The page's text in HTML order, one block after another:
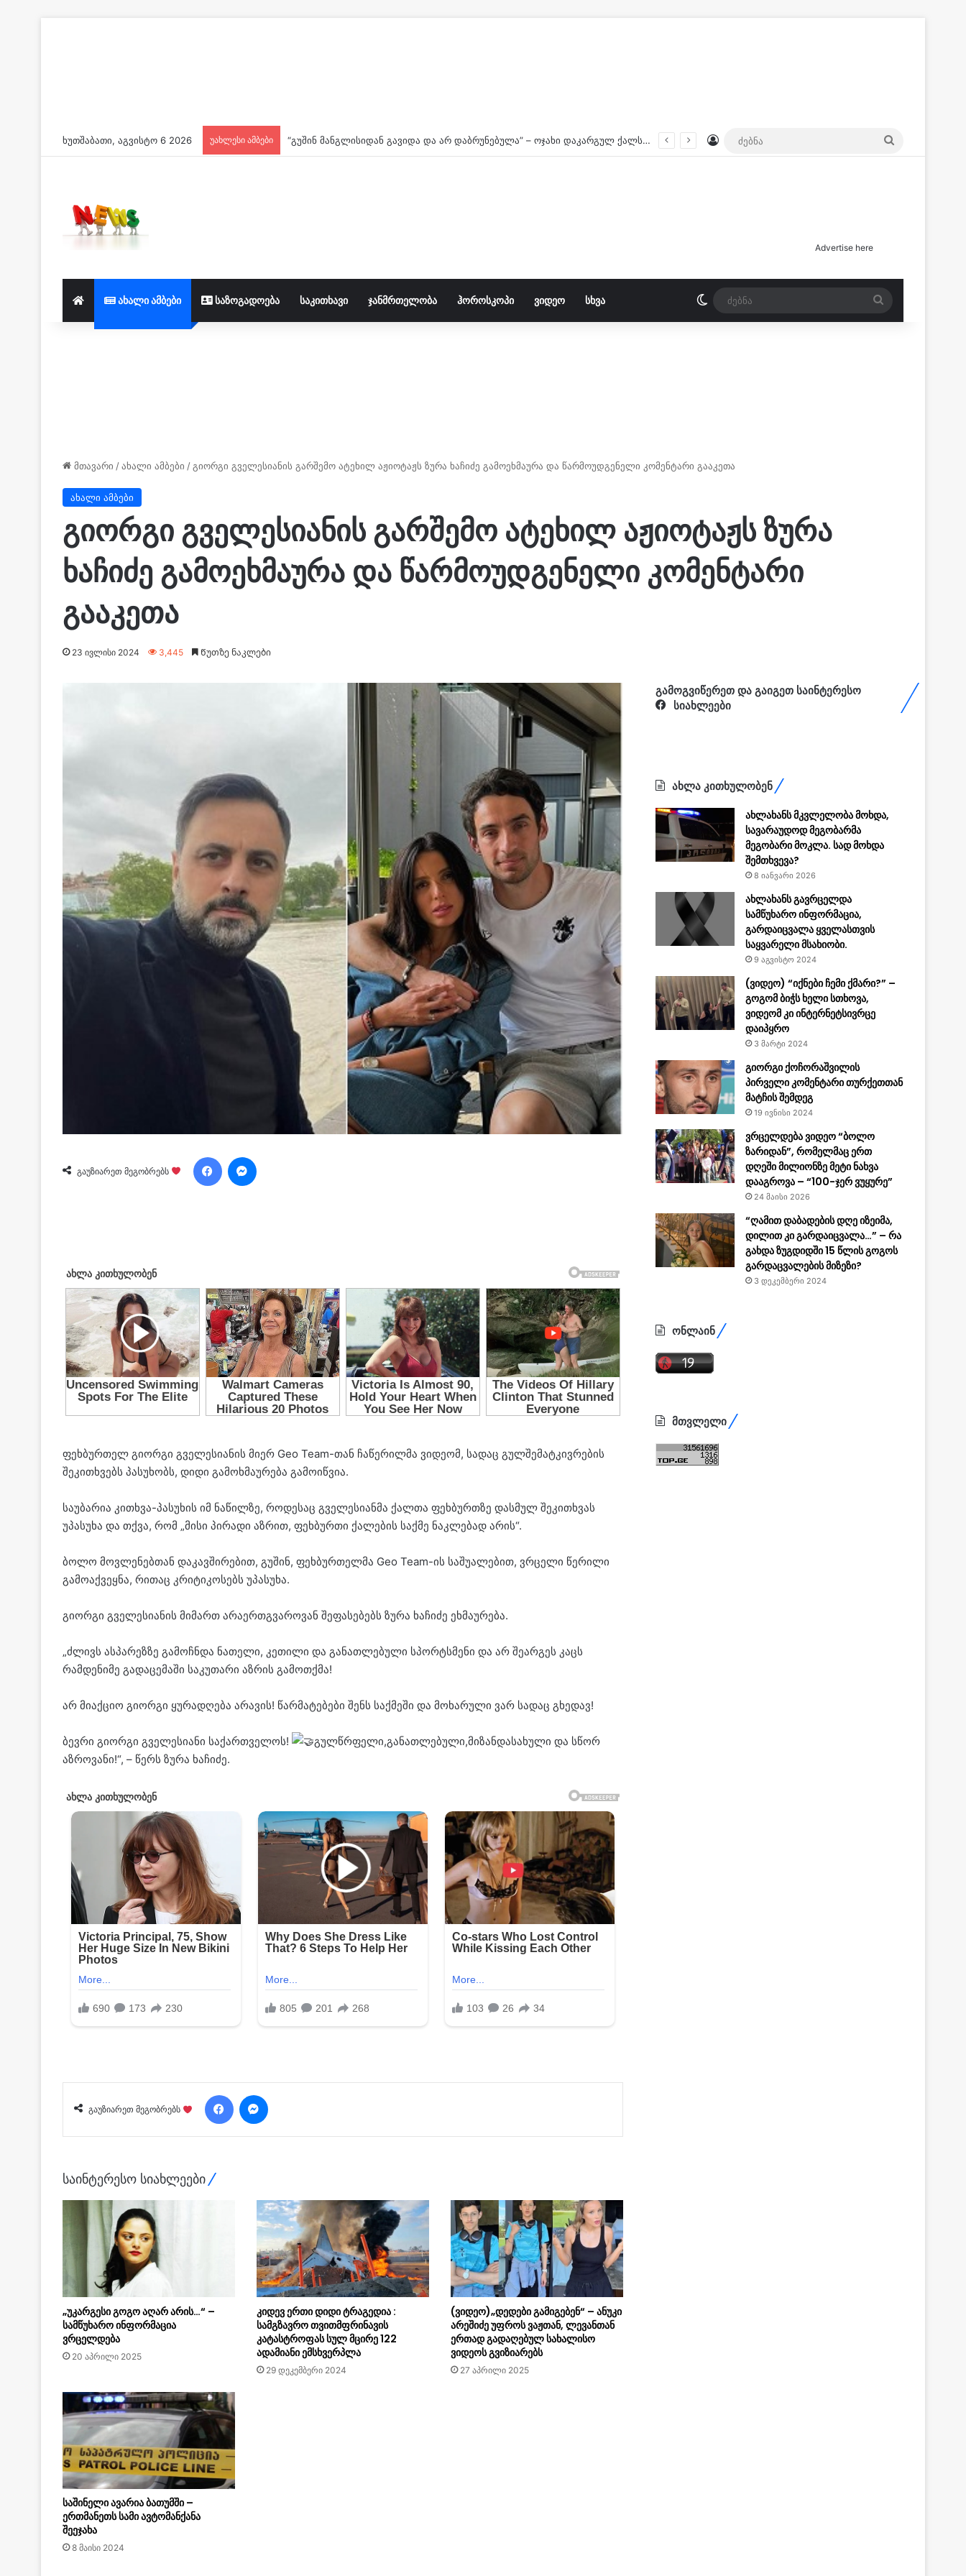
ხუთშაბათი, აგვისტო 6 2026 უახლესი ამბები “გუშინ მანგლისიდან გავიდა და არ დაბრუნებულა” – ოჯახი დაკარგულ ქალს ეძებს Log In
Advertise here
ახალი ამბები საზოგადოება საკითხავი ჯანმრთელობა ჰოროსკოპი ვიდეო სხვა Switch skin
მთავარი /ახალი ამბები /გიორგი გველესიანის გარშემო ატეხილ აჟიოტაჟს ზურა ხაჩიძე გამოეხმაურა და წარმოუდგენელი კომენტარი გააკეთა
ახალი ამბები
გიორგი გველესიანის გარშემო ატეხილ აჟიოტაჟს ზურა
ხაჩიძე გამოეხმაურა და წარმოუდგენელი კომენტარი
გააკეთა
23 ივლისი 2024 3,445 Წუთზე ნაკლები
გაუზიარეთ მეგობრებს
Facebook
ფეხბურთელ გიორგი გველესიანის მიერ Geo Team-თან ჩაწერილმა ვიდეომ, სადაც გულშემატკივრების
შეკითხვებს პასუხობს, დიდი გამოხმაურება გამოიწვია.
საუბარია კითხვა-პასუხის იმ ნაწილზე, როდესაც გველესიანმა ქალთა ფეხბურთზე დასმულ შეკითხვას
უპასუხა და თქვა, რომ „მისი პირადი აზრით, ფეხბურთი ქალების საქმე ნაკლებად არის“.
ბოლო მოვლენებთან დაკავშირებით, გუშინ, ფეხბურთელმა Geo Team-ის საშუალებით, ვრცელი წერილი
გამოაქვეყნა, რითაც კრიტიკოსებს უპასუხა.
გიორგი გველესიანის მიმართ არაერთგვაროვან შეფასებებს ზურა ხაჩიძე ეხმაურება.
„ძლივს ასპარეზზე გამოჩნდა ნათელი, კეთილი და განათლებული სპორტსმენი და არ შეარგეს კაცს
რამდენიმე გადაცემაში საკუთარი აზრის გამოთქმა!
არ მიაქციო გიორგი ყურადღება არავის! წარმატებები შენს საქმეში და მოხარული ვარ სადაც გხედავ!
ბევრი გიორგი გველესიანი საქართველოს!
გულწრფელი,განათლებული,მიზანდასახული და სწორ
აზროვანი!“, – წერს ზურა ხაჩიძე.
გაუზიარეთ მეგობრებს
Facebook
საინტერესო სიახლეები
„უკარგესი გოგო აღარ არის…“ –
სამწუხარო ინფორმაცია
ვრცელდება
20 აპრილი 2025
კიდევ ერთი დიდი ტრაგედია :
სამგზავრო თვითმფრინავის
კატასტროფას სულ მცირე 122
ადამიანი ემსხვერპლა
29 დეკემბერი 2024
(ვიდეო)„დედები გამიგებენ“ – ანუკი
არეშიძე უფროს ვაჟთან, ლევანთან
ერთად გადაღებულ სახალისო
ვიდეოს გვიზიარებს
27 აპრილი 2025
საშინელი ავარია ბათუმში –
ერთმანეთს სამი ავტომანქანა
შეეჯახა
8 მაისი 2024
გამოგვიწერეთ და გაიგეთ საინტერესო
სიახლეები
ახლა კითხულობენ
ახლახანს მკვლელობა მოხდა,
სავარაუდოდ მეგობარმა
მეგობარი მოკლა. სად მოხდა
შემთხვევა?
8 იანვარი 2026
ახლახანს გავრცელდა
სამწუხარო ინფორმაცია,
გარდაიცვალა ყველასთვის
საყვარელი მსახიობი.
9 აგვისტო 2024
(ვიდეო) “იქნები ჩემი ქმარი?” –
გოგომ ბიჭს ხელი სთხოვა,
ვიდეომ კი ინტერნეტსივრცე
დაიპყრო
3 მარტი 2024
გიორგი ქოჩორაშვილის
პირველი კომენტარი თურქეთთან
მატჩის შემდეგ
19 ივნისი 2024
ვრცელდება ვიდეო “ბოლო
ზარიდან”, რომელმაც ერთ
დღეში მილიონზე მეტი ნახვა
დააგროვა – “100-ჯერ ვუყურე”
24 მაისი 2026
“ღამით დაბადების დღე იზეიმა,
დილით კი გარდაიცვალა…” – რა
გახდა ზუგდიდში 15 წლის გოგოს
გარდაცვალების მიზეზი?
3 დეკემბერი 2024
ონლაინ
მთვლელი